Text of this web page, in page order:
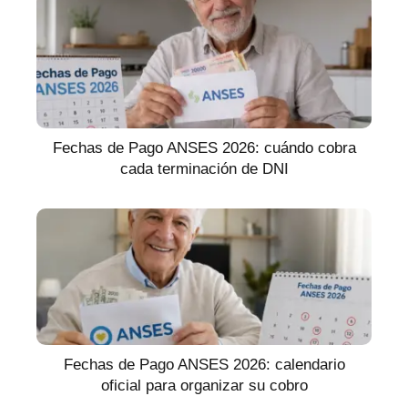
Fechas de Pago ANSES 2026: cuándo cobra
cada terminación de DNI
Fechas de Pago ANSES 2026: calendario
oficial para organizar su cobro